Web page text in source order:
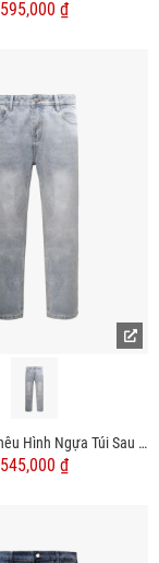
595,000 ₫
Quần Jean Thêu Hình Ngựa Túi Sau Form Straight QJ124
545,000 ₫